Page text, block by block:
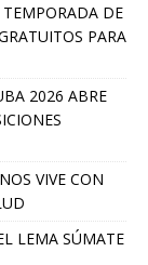
DE
PARA
2026 ABRE
VIVE CON
LEMA SÚMATE